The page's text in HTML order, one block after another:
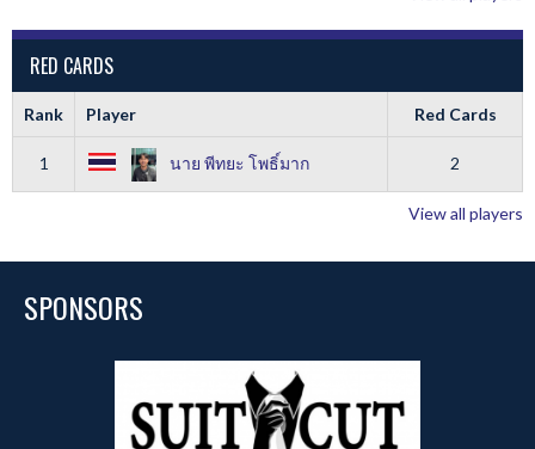
RED CARDS
Rank Player Red Cards
1 นาย พีทยะ โพธิ์มาก 2
View all players
SPONSORS